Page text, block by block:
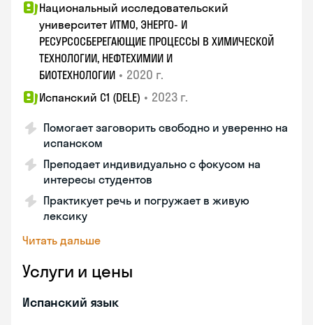
Национальный исследовательский
университет ИТМО, ЭНЕРГО- И
РЕСУРСОСБЕРЕГАЮЩИЕ ПРОЦЕССЫ В ХИМИЧЕСКОЙ
ТЕХНОЛОГИИ, НЕФТЕХИМИИ И
БИОТЕХНОЛОГИИ • 2020 г.
Испанский С1 (DELE) • 2023 г.
Помогает заговорить свободно и уверенно на
испанском
Преподает индивидуально с фокусом на
интересы студентов
Практикует речь и погружает в живую
лексику
Читать дальше
Услуги и цены
Испанский язык